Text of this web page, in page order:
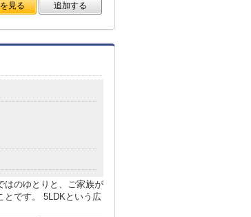
見る 追加する
はのゆとりと、ご家族が
とです。 5LDKという広